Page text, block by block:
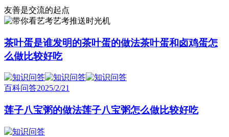
友善是交流的起点
艺考推送时光机
茶叶蛋是谁发明的茶叶蛋的做法茶叶蛋和卤鸡蛋怎
么做比较好吃
百科问答2025/2/21
莲子八宝粥的做法莲子八宝粥怎么做比较好吃